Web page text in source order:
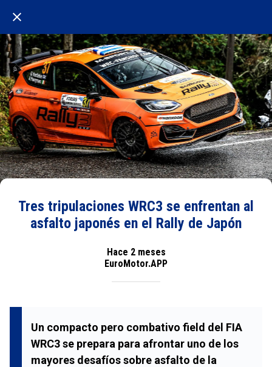
Tres tripulaciones WRC3 se enfrentan al
asfalto japonés en el Rally de Japón
Hace 2 meses
EuroMotor.APP
Un compacto pero combativo field del FIA
WRC3se prepara para afrontar uno de los
mayores desafíos sobre asfalto de la